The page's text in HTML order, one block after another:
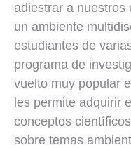
adiestrar a nuestros
un ambiente
estudiantes de
programa de
vuelto muy popular
les permite adquirir
conceptos
sobre temas